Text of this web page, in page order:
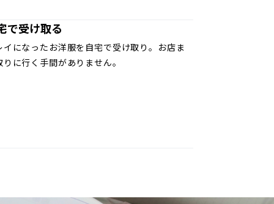
で受け取る
イになったお洋服を自宅で受け取り。お店ま
りに行く手間がありません。